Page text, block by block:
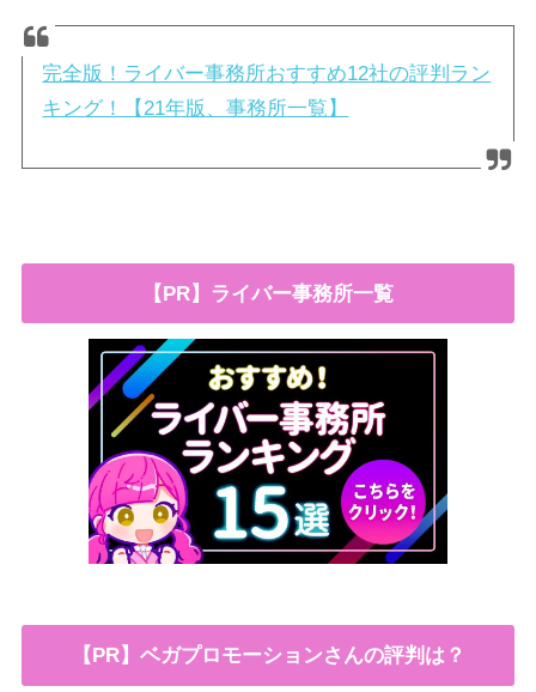
完全版！ライバー事務所おすすめ12社の評判ラン
キング！【21年版、事務所一覧】
【PR】ライバー事務所一覧
【PR】ベガプロモーションさんの評判は？